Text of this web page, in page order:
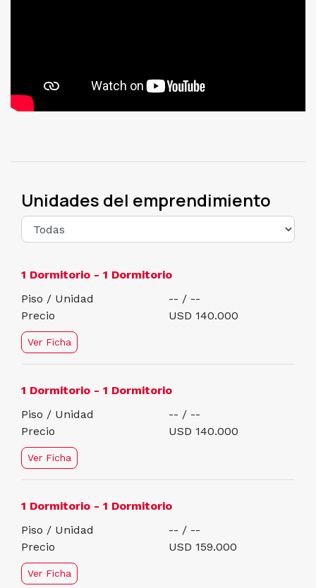
Unidades del emprendimiento
1 Dormitorio - 1 Dormitorio
Piso / Unidad
-- / --
Precio
USD 140.000
Ver Ficha
1 Dormitorio - 1 Dormitorio
Piso / Unidad
-- / --
Precio
USD 140.000
Ver Ficha
1 Dormitorio - 1 Dormitorio
Piso / Unidad
-- / --
Precio
USD 159.000
Ver Ficha